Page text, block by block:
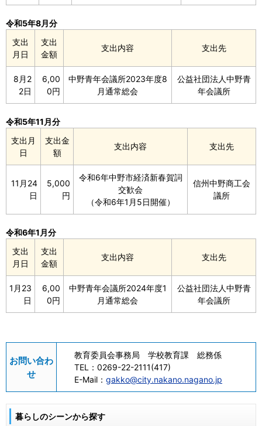
令和5年8月分
支出
月日
支出
金額
支出内容 支出先
8月2
2日
6,00
0円
中野青年会議所2023年度8
月通常総会
公益社団法人中野青
年会議所
令和5年11月分
支出月
日
支出金
額
支出内容 支出先
11月24
日
5,000
円
令和6年中野市経済新春賀詞
交歓会
（令和6年1月5日開催）
信州中野商工会
議所
令和6年1月分
支出
月日
支出
金額
支出内容 支出先
1月23
日
6,00
0円
中野青年会議所2024年度1
月通常総会
公益社団法人中野青
年会議所
お問い合わ
せ
教育委員会事務局 学校教育課 総務係
TEL： 0269-22-2111(417)
E-Mail： gakko@city.nakano.nagano.jp
暮らしのシーンから探す